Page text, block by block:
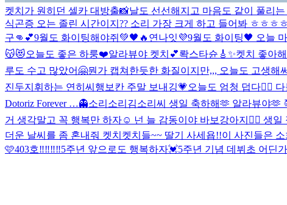
켓치가 원히던 셀카 대방출📸날도 선선해지고 마음도 같이 풀리
식곤증 오는 졸린 시간이지?? 소리 가장 크게 하고 들어봐 ㅎㅎㅎㅎ
구👊💕9월도 화이팅해야쥐💚🖤🔥 연나잇💜9월도 화이팅🖤 오늘
😽😻오늘도 좋은 하룽❤️알라뷰야 켓치💕롹스타슌🎸✨켓치 좋아
루도 수고 많았어🤗뭔가 캡쳐한듯한 화질이지만,,, 오늘도 고생해
진두지휘하는 연히씨 행보칸 주말 보내깅💗 오늘도 엄청 덥다❤️‍🔥
Dotoriz Forever …👻소리소리김소리씨 생일 축하해🫶 알라뷰야🫶
거 생각말고 꼭 행복만 하자☺️ 넌 늘 감동이야 바보강아지❤️‍🔥 생
더운 날씨를 좀 혼내줘 켓치 켓치들~~ 딸기 사세욥!!이 사진들은
🩷403호‼️‼️‼️‼️5주년 앞으로도 행복하자💓5주년 기념 데뷔초 어딘